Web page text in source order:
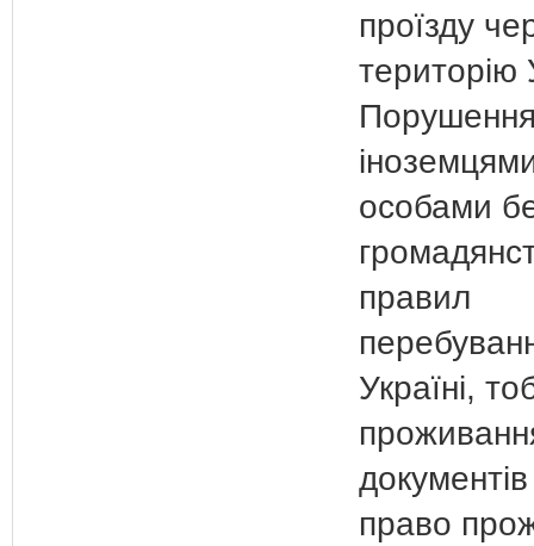
проїзду
територію
особами
правил
Україні,
право